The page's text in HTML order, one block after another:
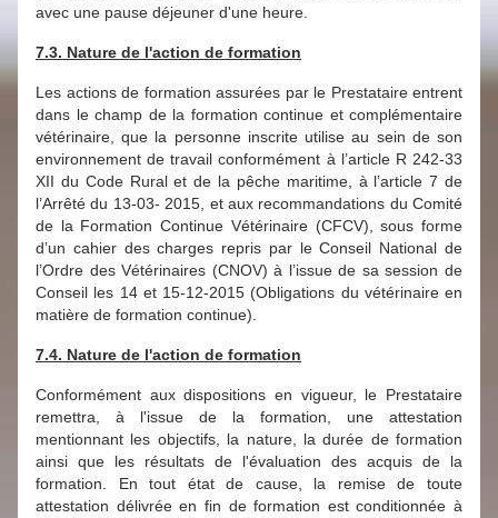
avec une pause déjeuner d'une heure.
7.3. Nature de l'action de formation
Les actions de formation assurées par le Prestataire entrent
dans le champ de la formation continue et complémentaire
vétérinaire, que la personne inscrite utilise au sein de son
environnement de travail conformément à l’article R 242-33
XII du Code Rural et de la pêche maritime, à l’article 7 de
l’Arrêté du 13-03- 2015, et aux recommandations du Comité
de la Formation Continue Vétérinaire (CFCV), sous forme
d’un cahier des charges repris par le Conseil National de
l’Ordre des Vétérinaires (CNOV) à l’issue de sa session de
Conseil les 14 et 15-12-2015 (Obligations du vétérinaire en
matière de formation continue).
7.4. Nature de l'action de formation
Conformément aux dispositions en vigueur, le Prestataire
remettra, à l'issue de la formation, une attestation
mentionnant les objectifs, la nature, la durée de formation
ainsi que les résultats de l'évaluation des acquis de la
formation. En tout état de cause, la remise de toute
attestation délivrée en fin de formation est conditionnée à